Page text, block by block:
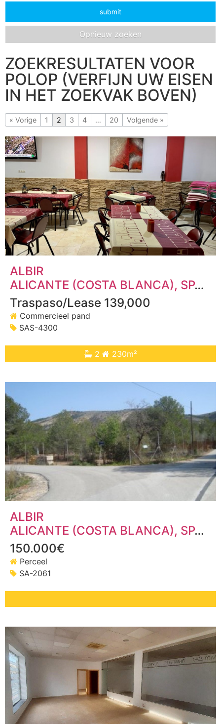
ZOEKRESULTATEN VOOR
POLOP (VERFIJN UW EISEN
IN HET ZOEKVAK BOVEN)
« Vorige 1 2 3 4 … 20 Volgende »
ALBIR
ALICANTE (COSTA BLANCA), SPANJE
Traspaso/Lease 139,000
Commercieel pand
SAS-4300
2 230m²
ALBIR
ALICANTE (COSTA BLANCA), SPANJE
150.000€
Perceel
SA-2061